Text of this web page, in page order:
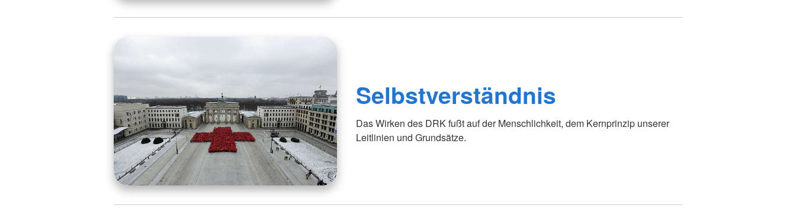
Selbstverständnis
Das Wirken des DRK fußt auf der Menschlichkeit, dem Kernprinzip unserer
Leitlinien und Grundsätze.